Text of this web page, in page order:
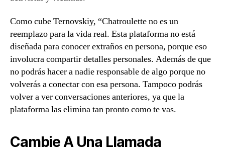
Como cube Ternovskiy, “Chatroulette no es un
reemplazo para la vida real. Esta plataforma no está
diseñada para conocer extraños en persona, porque eso
involucra compartir detalles personales. Además de que
no podrás hacer a nadie responsable de algo porque no
volverás a conectar con esa persona. Tampoco podrás
volver a ver conversaciones anteriores, ya que la
plataforma las elimina tan pronto como te vas.
Cambie A Una Llamada